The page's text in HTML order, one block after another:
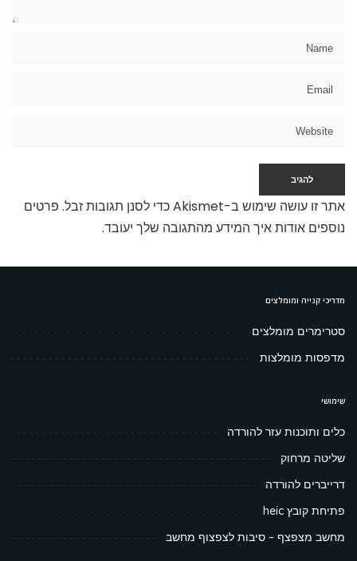
אתר זו עושה שימוש ב-Akismet כדי לסנן תגובות זבל.
פרטים
נוספים אודות איך המידע מהתגובה שלך יעובד.
מדריכי קנייה ומומלצים
סטרימרים מומלצים
מדפסות מומלצות
שימושי
כלים ותוכנות עזר להורדה
שליטה מרחוק
דרייברים להורדה
פתיחת קובץ heic
מחשב מצפצף – סיבות לצפצוף מחשב